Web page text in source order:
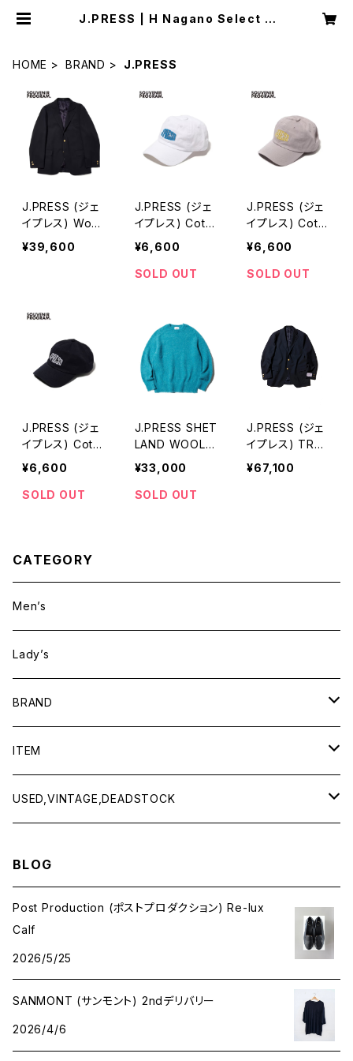
J.PRESS | H Nagano Select S
HOME BRAND J.PRESS
J.PRESS (ジェ
イプレス) Wool
Polyester Stre
tch Toropical
¥39,600
J.PRESS (ジェ
イプレス) Cotto
n Twill J.PRES
S Logo Cap ホ
ワイト
¥6,600
SOLD OUT
J.PRESS (ジェ
イプレス) Cotto
n Twill J.PRES
S Logo Cap ラ
イトグレー
¥6,600
SOLD OUT
J.PRESS (ジェ
イプレス) Cotto
n Twill J.PRES
S Logo Cap ネ
イビー
¥6,600
SOLD OUT
J.PRESS SHET
LAND WOOL S
HAGGY KNIT |
JAPAN MADE
¥33,000
SOLD OUT
J.PRESS (ジェ
イプレス) TRO
PICAL 3B BLA
ZER | JAPAN
¥67,100
CATEGORY
Men’s
Lady’s
BRAND
BAICYCLON by bagjack
Baserange
decka -Quality socks-
ITEM
Men
Tops
Bottoms
Outer
Goods
Tops
Bottoms
Goods
USED,VINTAGE,DEADSTOCK
BLOG
Post Production (ポストプロダクション) Re-lux
Calf
2026/5/25
SANMONT (サンモント) 2ndデリバリー
2026/4/6